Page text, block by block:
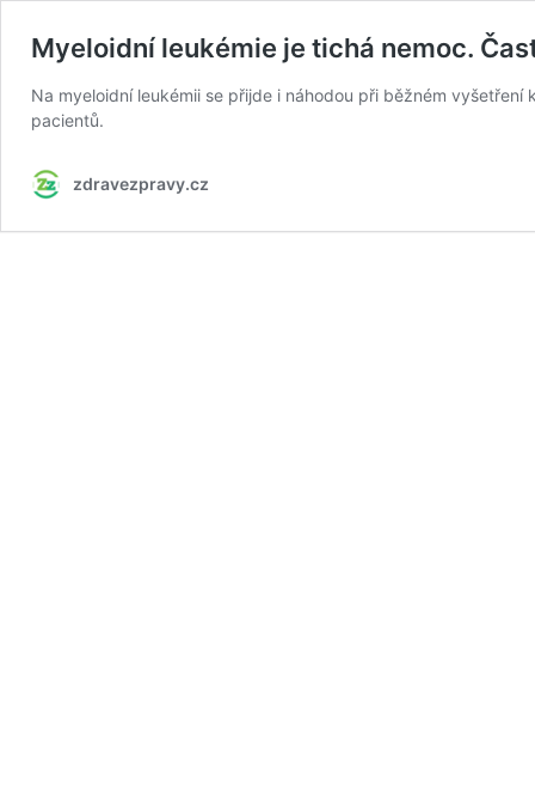
Myeloidní leukémie je tichá nemoc.
Na myeloidní leukémii se přijde i náhodou při běžném
pacientů.
zdravezpravy.cz